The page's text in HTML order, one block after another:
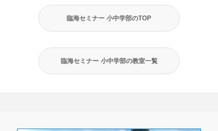
臨海セミナー 小中学部のTOP
臨海セミナー 小中学部の教室一覧